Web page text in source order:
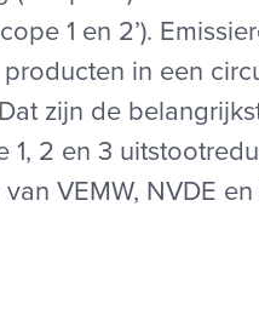
1 en 2’).
in een
zijn de
1, 2 en 3
VEMW, NVDE